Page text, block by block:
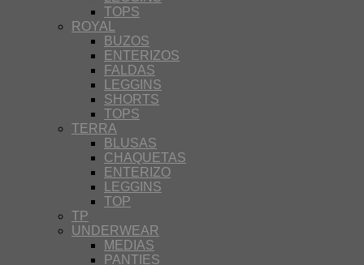
TOPS
ROYAL
BUZOS
ENTERIZOS
FALDAS
LEGGINS
SHORTS
TOPS
TERRA
BLUSAS
CHAQUETAS
ENTERIZO
LEGGINS
TOP
TP
UNDERWEAR
MEDIAS
PANTIES